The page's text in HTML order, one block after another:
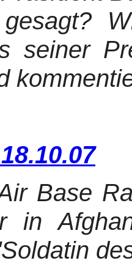
gesagt?
seiner
Base
in